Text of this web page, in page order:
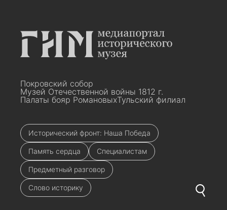
Покровский собор
Музей Отечественной войны 1812 г.
Палаты бояр РомановыхТульский филиал
Исторический фронт: Наша Победа
Память сердца Специалистам
Предметный разговор
Слово историку